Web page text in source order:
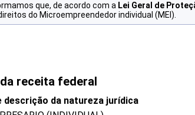
que, de acordo com a Lei Geral de
do Microempreendedor individual (MEI).
receita federal
descrição da natureza jurídica